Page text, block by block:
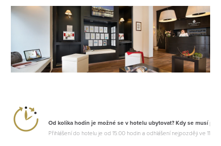
HRAD
Od kolika hodin je možné se v hotelu ubytovat? Kdy se musí
Přihlášení do hotelu je od 15:00 hodin a odhlášení nejpozději ve 11:00